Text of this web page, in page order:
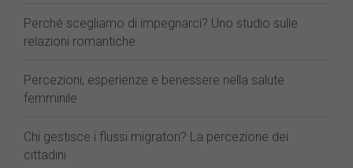
Perché scegliamo di impegnarci? Uno studio sulle
relazioni romantiche
Percezioni, esperienze e benessere nella salute
femminile
Chi gestisce i flussi migratori? La percezione dei
cittadini